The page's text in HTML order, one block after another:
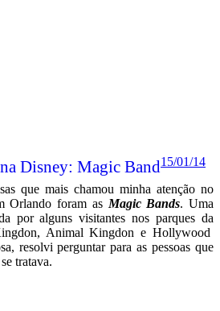
Disney: Magic Band15/01/14
que mais chamou minha atenção no
Orlando foram asMagic Bands. Uma
por alguns visitantes nos parques da
Animal Kingdon e Hollywood
resolvi perguntar para as pessoas que
tratava.